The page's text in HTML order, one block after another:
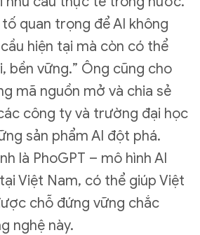
tố quan trọng để AI không
hiện tại mà còn có thể
bền vững.” Ông cũng cho
mã nguồn mở và chia sẻ
công ty và trường đại học
sản phẩm AI đột phá.
là PhoGPT – mô hình AI
Việt Nam, có thể giúp Việt
chỗ đứng vững chắc
nghệ này.